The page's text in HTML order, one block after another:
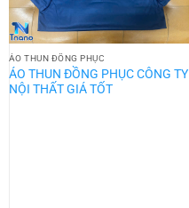
ÁO THUN ĐỒNG PHỤC
ÁO THUN ĐỒNG PHỤC CÔNG TY
NỘI THẤT GIÁ TỐT